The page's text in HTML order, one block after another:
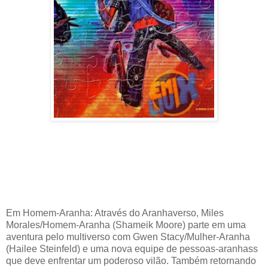
Em Homem-Aranha: Através do Aranhaverso, Miles
Morales/Homem-Aranha (Shameik Moore) parte em uma
aventura pelo multiverso com Gwen Stacy/Mulher-Aranha
(Hailee Steinfeld) e uma nova equipe de pessoas-aranhass
que deve enfrentar um poderoso vilão. Também retornando